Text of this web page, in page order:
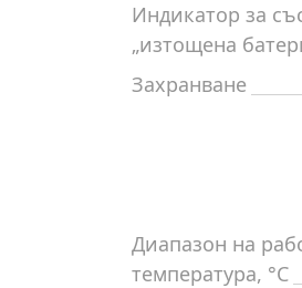
Индикатор за
„изтощена
Захранване
Диапазон на
температура, °C